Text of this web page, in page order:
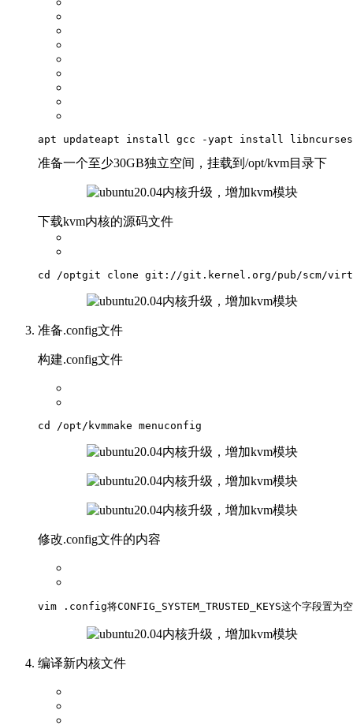
apt updateapt install gcc -yapt install
准备一个至少30GB独立空间，挂载到/opt/kvm目录下
下载kvm内核的源码文件
cd /optgit clone git: //git.kernel.org/pub/scm/virt
准备.config文件
构建.config文件
cd /opt/kvmmake menuconfig
修改.config文件的内容
vim .config将CONFIG_SYSTEM_TRUSTED_KEYS这个字段置为空
编译新内核文件